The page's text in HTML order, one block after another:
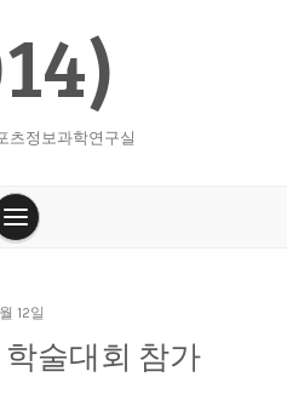
츠정보과학연구실
12일
학술대회 참가